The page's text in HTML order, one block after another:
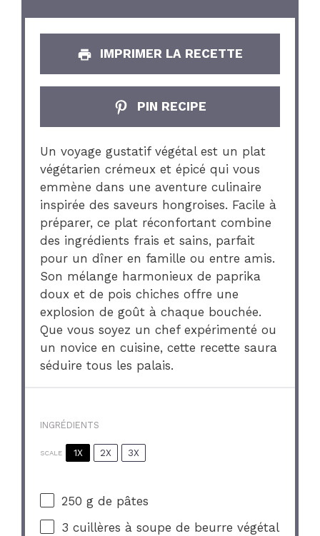
IMPRIMER LA RECETTE
PIN RECIPE
Un voyage gustatif végétal est un plat
végétarien crémeux et épicé qui vous
emmène dans une aventure culinaire
inspirée des saveurs hongroises. Facile à
préparer, ce plat réconfortant combine
des ingrédients frais et sains, parfait
pour un dîner en famille ou entre amis.
Son mélange harmonieux de paprika
doux et de pois chiches offre une
explosion de goût à chaque bouchée.
Que vous soyez un chef expérimenté ou
un novice en cuisine, cette recette saura
séduire tous les palais.
INGRÉDIENTS
SCALE 1X 2X 3X
250 g de pâtes
3 cuillères à soupe de beurre végétal